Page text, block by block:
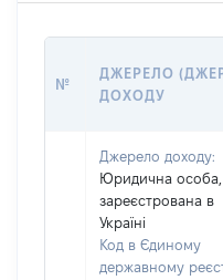
№
ДЖЕРЕЛО
ДОХОДУ
Джерело доходу:
Юридична особа,
зареєстрована в
Україні
Код в Єдиному
державному